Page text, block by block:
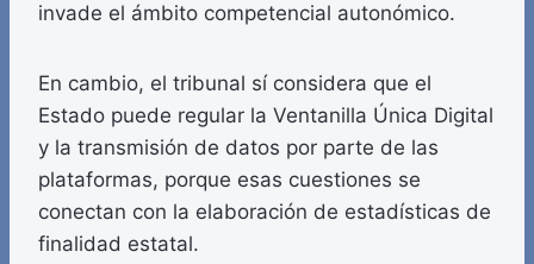
invade el ámbito competencial autonómico.
En cambio, el tribunal sí considera que el
Estado puede regular la Ventanilla Única Digital
y la transmisión de datos por parte de las
plataformas, porque esas cuestiones se
conectan con la elaboración de estadísticas de
finalidad estatal.